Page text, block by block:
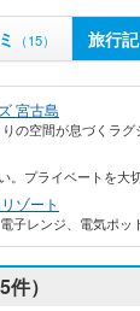
（15） 旅行記
宮古島
の空間が息づくラ
プライベートを大
ゾート
子レンジ、電気ポッ
）